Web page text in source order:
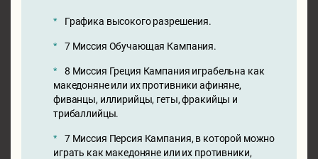
Графика высокого разрешения.
7 Миссия Обучающая Кампания.
8 Миссия Греция Кампания играбельна как
македоняне или их противники афиняне,
фиванцы, иллирийцы, геты, фракийцы и
трибаллийцы.
7 Миссия Персия Кампания, в которой можно
играть как македоняне или их противники,